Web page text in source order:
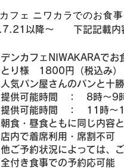
フェ ニワカラでのお食
以降～ 下記記載内容
カフェNIWAKARAでお
様 1800円（税込み）
パン屋さんのパンと十勝
供可能時間 ： 8時～9
供可能時間 ： 11時～
食ともに同じ内容と
席利用・席割不可
状況によっては、ご依
事での予約応可能 （